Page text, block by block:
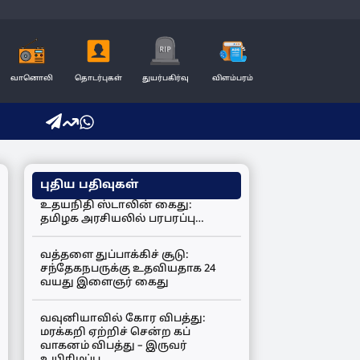
வானொலி தொடர்புகள் துயர்பகிர்வு விளம்பரம்
புதிய பதிவுகள்
உதயநிதி ஸ்டாலின் கைது:
தமிழக அரசியலில் பரபரப்பு…
வத்தளை துப்பாக்கிச் சூடு:
சந்தேகநபருக்கு உதவியதாக 24
வயது இளைஞர் கைது
வவுனியாவில் கோர விபத்து:
மரக்கறி ஏற்றிச் சென்ற கப்
வாகனம் விபத்து – இருவர்